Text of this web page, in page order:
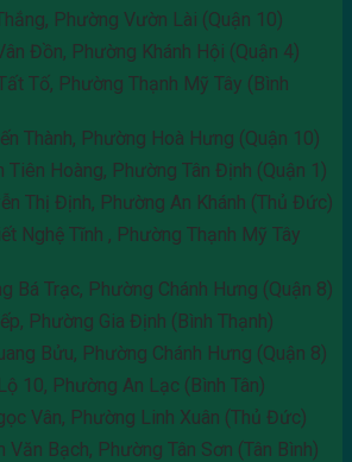
Phường Vườn Lài (Quận 10)
Đồn, Phường Khánh Hội (Quận 4)
Tố, Phường Thạnh Mỹ Tây (Bình
Thành, Phường Hoà Hưng (Quận 10)
Hoàng, Phường Tân Định (Quận 1)
Thị Định, Phường An Khánh (Thủ Đức)
Nghệ Tĩnh , Phường Thạnh Mỹ Tây
Bá Trạc, Phường Chánh Hưng (Quận 8)
Phường Gia Định (Bình Thạnh)
Bửu, Phường Chánh Hưng (Quận 8)
10, Phường An Lạc (Bình Tân)
Vân, Phường Linh Xuân (Thủ Đức)
Bạch, Phường Tân Sơn (Tân Bình)